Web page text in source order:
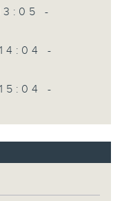
-
-
-